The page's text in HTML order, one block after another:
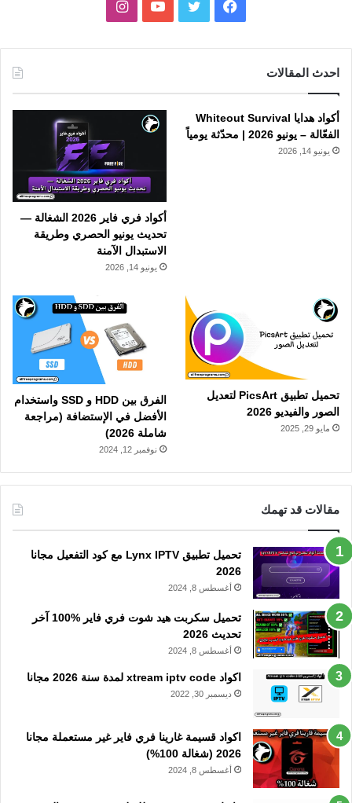
فيسبوك تويتر يوتيوبانستقرام
احدث المقالات
أكواد هدايا Whiteout Survival
الفعّالة – يونيو 2026 | محدّثة يومياً
يونيو 14, 2026
أكواد فري فاير 2026 الشغالة —
تحديث يونيو الحصري وطريقة
الاستبدال الآمنة
يونيو 14, 2026
تحميل تطبيق PicsArt لتعديل
الصور والفيديو 2026
مايو 29, 2025
الفرق بين HDD و SSD واستخدام
الأفضل في الإستضافة (مراجعة
شاملة 2026)
نوفمبر 12, 2024
مقالات قد تهمك
تحميل تطبيق Lynx IPTV مع كود التفعيل مجانا
2026
أغسطس 8, 2024
تحميل سكربت هيد شوت فري فاير %100 آخر
تحديث 2026
أغسطس 8, 2024
اكواد xtream iptv code لمدة سنة 2026 مجانا
ديسمبر 30, 2022
اكواد قسيمة غارينا فري فاير غير مستعملة مجانا
2026 (شغالة 100%)
أغسطس 8, 2024